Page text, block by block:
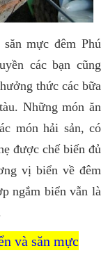
mực đêm Phú
các bạn cũng
thức các bữa
Những món ăn
món hải sản, có
được chế biến đủ
vị biển về đêm
ngắm biển vẫn là
và săn mực